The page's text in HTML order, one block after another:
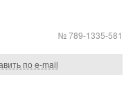
№ 789-1335-581
по e-mail